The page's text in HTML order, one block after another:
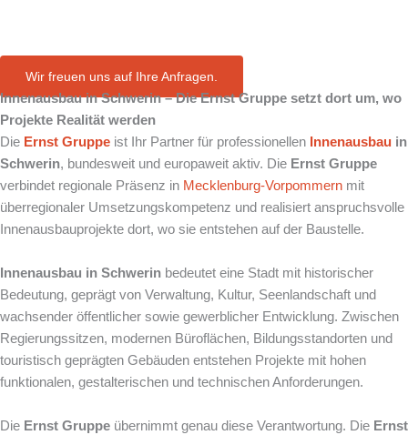
Wir freuen uns auf Ihre Anfragen.
Innenausbau in Schwerin – Die Ernst Gruppe setzt dort um, wo
Projekte Realität werden
Die Ernst Gruppe ist Ihr Partner für professionellen Innenausbau in
Schwerin, bundesweit und europaweit aktiv. Die Ernst Gruppe
verbindet regionale Präsenz in Mecklenburg-Vorpommern mit
überregionaler Umsetzungskompetenz und realisiert anspruchsvolle
Innenausbauprojekte dort, wo sie entstehen auf der Baustelle.
Innenausbau in Schwerin bedeutet eine Stadt mit historischer
Bedeutung, geprägt von Verwaltung, Kultur, Seenlandschaft und
wachsender öffentlicher sowie gewerblicher Entwicklung. Zwischen
Regierungssitzen, modernen Büroflächen, Bildungsstandorten und
touristisch geprägten Gebäuden entstehen Projekte mit hohen
funktionalen, gestalterischen und technischen Anforderungen.
Die Ernst Gruppe übernimmt genau diese Verantwortung. Die Ernst